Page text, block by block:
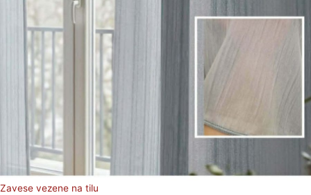
Zavese vezene na tilu